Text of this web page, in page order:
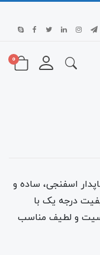
0
اسفنجی، ساده و
درجه یک با
و لطیف مناسب